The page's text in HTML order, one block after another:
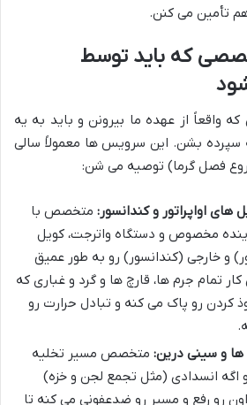
تأمین می کنن.
که باید توسط
واقعاً از عهده ما بیرونن و باید به یه
بشن. این سرویس ها معمولاً سالی
فصل گرما) توصیه می شن:
اواپراتور و کندانسور: متخصص با
مخصوص و دستگاه واترجت، کویل
و خارجی (کندانسور) رو به طور عمیق
تمام جرم ها، قارچ ها و گرد و غباری که
کردن رو پاک می کنه و تبادل حرارت رو
ها و سینی درین: متخصص مسیر تخلیه
انسدادی (مثل تجمع لجن و خزه)
رو رفع و مسیر رو ضدعفونی می کنه تا